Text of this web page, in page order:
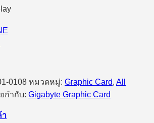
0108 หมวดหมู่: Graphic Card, All
กำกับ: Gigabyte Graphic Card